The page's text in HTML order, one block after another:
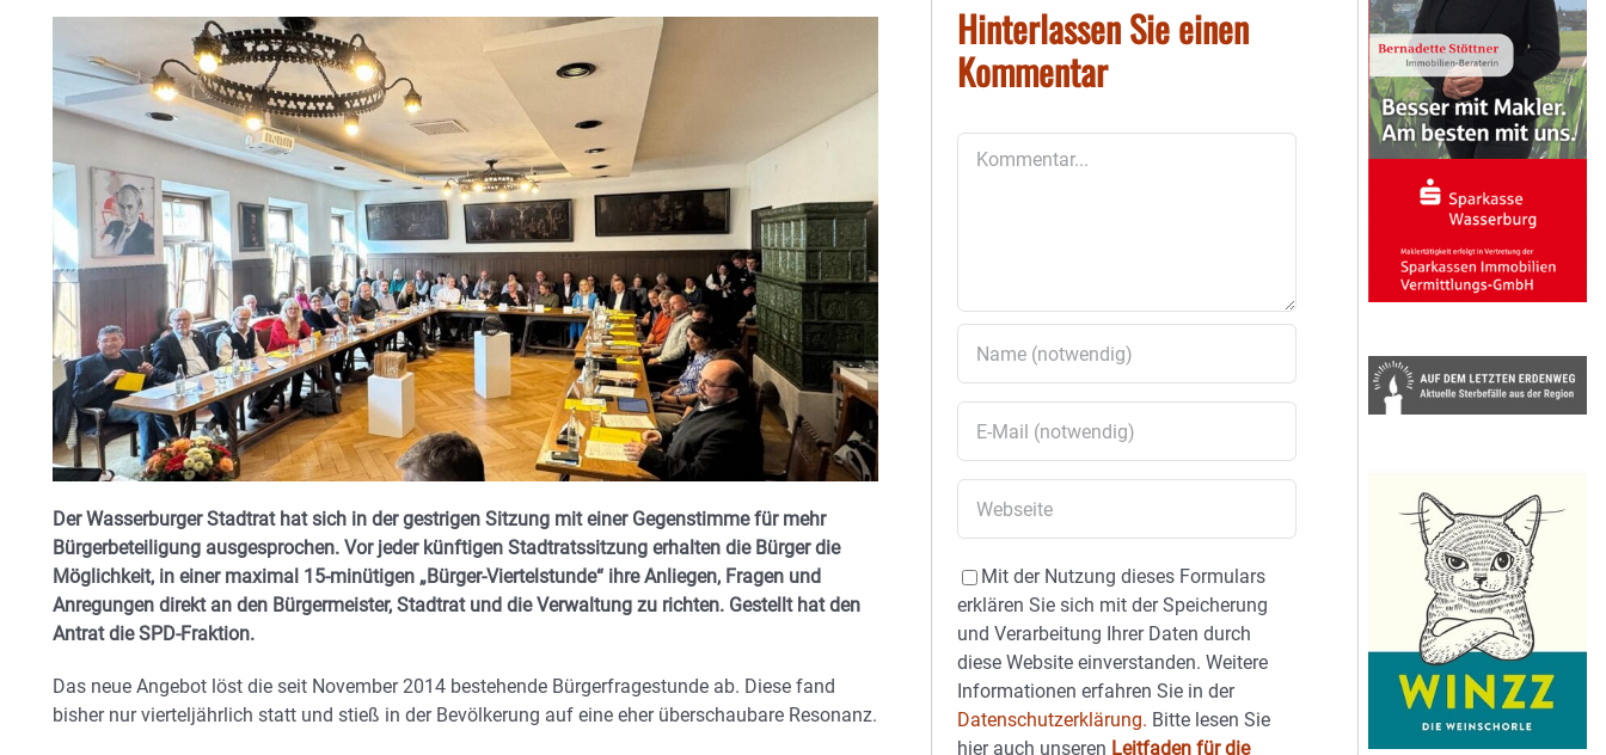
Der Wasserburger Stadtrat hat sich in der gestrigen Sitzung mit einer Gegenstimme für mehr
Bürgerbeteiligung ausgesprochen. Vor jeder künftigen Stadtratssitzung erhalten die Bürger die
Möglichkeit, in einer maximal 15-minütigen „Bürger-Viertelstunde“ ihre Anliegen, Fragen und
Anregungen direkt an den Bürgermeister, Stadtrat und die Verwaltung zu richten. Gestellt hat den
Antrat die SPD-Fraktion.
Das neue Angebot löst die seit November 2014 bestehende Bürgerfragestunde ab. Diese fand
bisher nur vierteljährlich statt und stieß in der Bevölkerung auf eine eher überschaubare Resonanz.
Hinterlassen Sie einen
Kommentar
Mit der Nutzung dieses Formulars
erklären Sie sich mit der Speicherung
und Verarbeitung Ihrer Daten durch
diese Website einverstanden. Weitere
Informationen erfahren Sie in der
Datenschutzerklärung. Bitte lesen Sie
hier auch unseren Leitfaden für die